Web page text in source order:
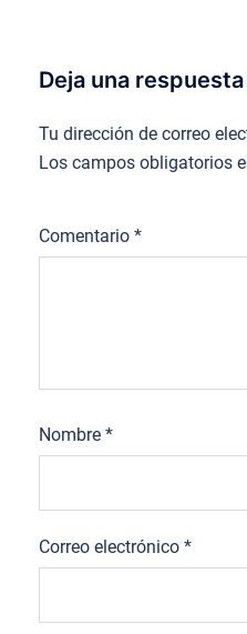
Deja una respuesta
Tu dirección de correo
Los campos obligatorios
Comentario *
Nombre *
Correo electrónico *